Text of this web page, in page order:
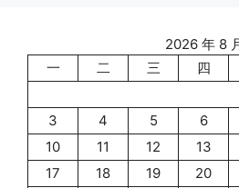
2026 年 8
一
二 三 四
3
4 5 6
10
11 12 13
17
18 19 20